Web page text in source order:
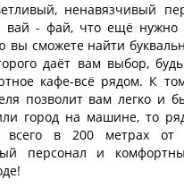
ненавязчивый
- фай, что ещё нужно
вы сможете найти
даёт вам выбор,
кафе-всё рядом. К
позволит вам легко и
город на машине, то
всего в 200 метрах от
персонал и